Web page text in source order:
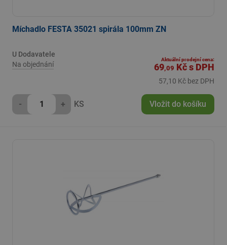
Míchadlo FESTA 35021 spirála 100mm ZN
U Dodavatele
Na objednání
Aktuální prodejní cena:
69,09 Kčs DPH
57,10 Kč bez DPH
- + KS Vložit do košíku